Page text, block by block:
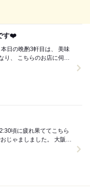
。 肉質はめち
す❤️
ましました。 大阪府